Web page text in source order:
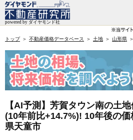
トップ 不動産価格データベース 土地 山形県
【AI予測】芳賀タウン南の土
(10年前比+14.7%)! 10年後の
県天童市